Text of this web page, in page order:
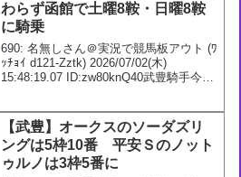
わらず函館で土曜8鞍・日曜8鞍
に騎乗
690: 名無しさん＠実況で競馬板アウト (ﾜ
ｯﾁｮｲ d121-Zztk) 2026/07/02(木)
15:48:19.07 ID:zw80knQ40武豊騎手今週
【武豊】オークスのソーダズリ
ングは5枠10番 平安Ｓのノット
ゥルノは3枠5番に